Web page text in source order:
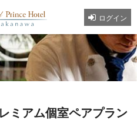
ログイン
ミアム個室ペアプラン